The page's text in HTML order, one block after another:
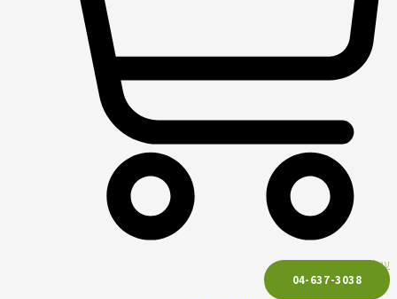
עגלת קניות
04-637-3038